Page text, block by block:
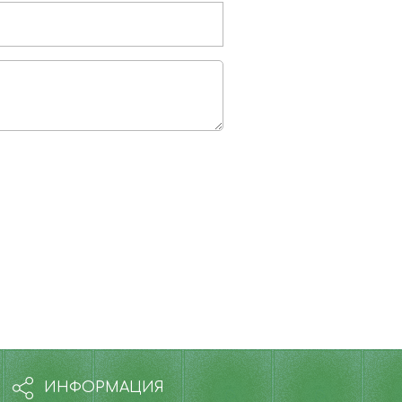
ИНФОРМАЦИЯ